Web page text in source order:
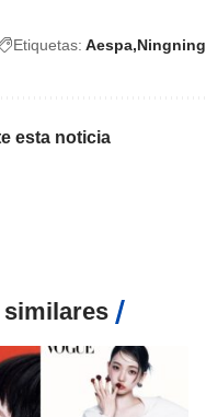
Etiquetas: Aespa Ningning
esta noticia